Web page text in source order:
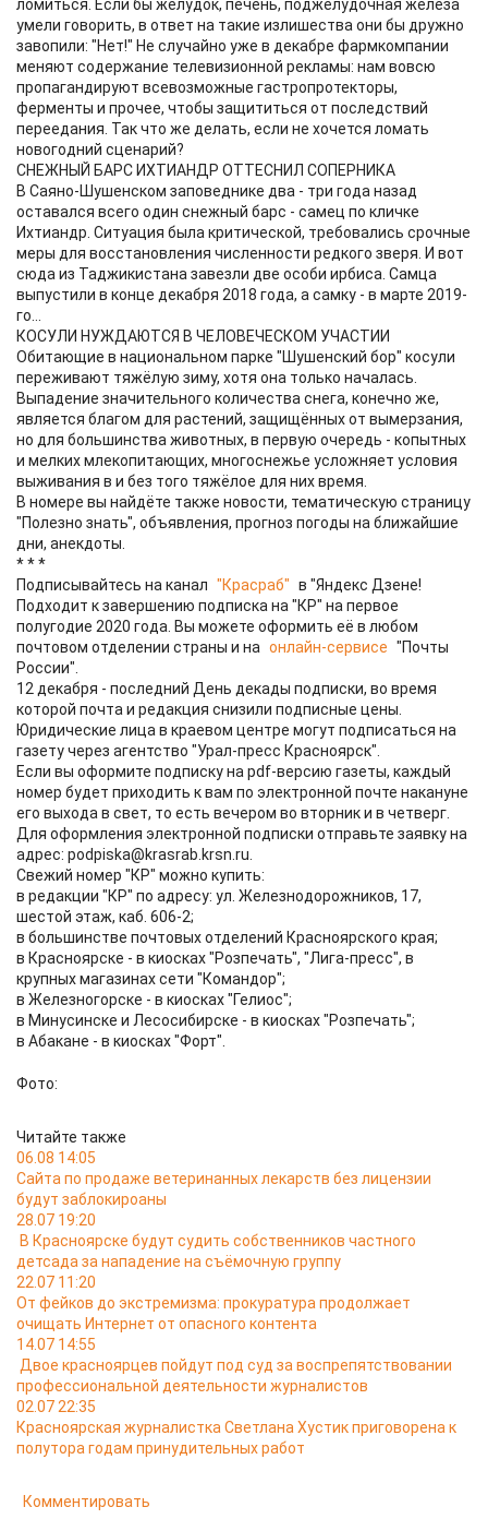
ломиться. Если бы желудок, печень, поджелудочная железа
умели говорить, в ответ на такие излишества они бы дружно
завопили: "Нет!" Не случайно уже в декабре фармкомпании
меняют содержание телевизионной рекламы: нам вовсю
пропагандируют всевозможные гастропротекторы,
ферменты и прочее, чтобы защититься от последствий
переедания. Так что же делать, если не хочется ломать
новогодний сценарий?
СНЕЖНЫЙ БАРС ИХТИАНДР ОТТЕСНИЛ СОПЕРНИКА
В Саяно-Шушенском заповеднике два - три года назад
оставался всего один снежный барс - самец по кличке
Ихтиандр. Ситуация была критической, требовались срочные
меры для восстановления численности редкого зверя. И вот
сюда из Таджикистана завезли две особи ирбиса. Самца
выпустили в конце декабря 2018 года, а самку - в марте 2019-
го...
КОСУЛИ НУЖДАЮТСЯ В ЧЕЛОВЕЧЕСКОМ УЧАСТИИ
Обитающие в национальном парке "Шушенский бор" косули
переживают тяжёлую зиму, хотя она только началась.
Выпадение значительного количества снега, конечно же,
является благом для растений, защищённых от вымерзания,
но для большинства животных, в первую очередь - копытных
и мелких млекопитающих, многоснежье усложняет условия
выживания в и без того тяжёлое для них время.
В номере вы найдёте также новости, тематическую страницу
"Полезно знать", объявления, прогноз погоды на ближайшие
дни, анекдоты.
* * *
Подписывайтесь на канал "Красраб" в "Яндекс Дзене!
Подходит к завершению подписка на "КР" на первое
полугодие 2020 года. Вы можете оформить её в любом
почтовом отделении страны и на онлайн-сервисе "Почты
России".
12 декабря - последний День декады подписки, во время
которой почта и редакция снизили подписные цены.
Юридические лица в краевом центре могут подписаться на
газету через агентство "Урал-пресс Красноярск".
Если вы оформите подписку на pdf-версию газеты, каждый
номер будет приходить к вам по электронной почте накануне
его выхода в свет, то есть вечером во вторник и в четверг.
Для оформления электронной подписки отправьте заявку на
адрес: podpiska@krasrab.krsn.ru.
Свежий номер "КР" можно купить:
в редакции "КР" по адресу: ул. Железнодорожников, 17,
шестой этаж, каб. 606-2;
в большинстве почтовых отделений Красноярского края;
в Красноярске - в киосках "Розпечать", "Лига-пресс", в
крупных магазинах сети "Командор";
в Железногорске - в киосках "Гелиос";
в Минусинске и Лесосибирске - в киосках "Розпечать";
в Абакане - в киосках "Форт".
Фото:
Читайте также
06.08 14:05
Сайта по продаже ветеринанных лекарств без лицензии
будут заблокироаны
28.07 19:20
В Красноярске будут судить собственников частного
детсада за нападение на съёмочную группу
22.07 11:20
От фейков до экстремизма: прокуратура продолжает
очищать Интернет от опасного контента
14.07 14:55
Двое красноярцев пойдут под суд за воспрепятствовании
профессиональной деятельности журналистов
02.07 22:35
Красноярская журналистка Светлана Хустик приговорена к
полутора годам принудительных работ
Комментировать